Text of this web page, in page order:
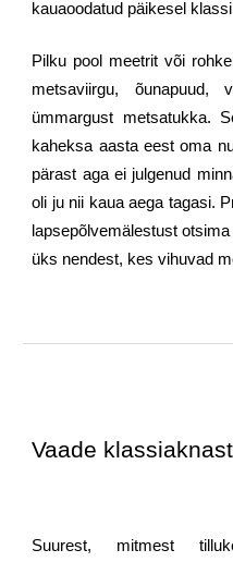
kauaoodatud päikesel
Pilku pool meetrit või
metsaviirgu,
ümmargust metsatukka.
kaheksa aasta eest oma
pärast aga ei julgenud
oli ju nii kaua aega tagasi.
lapsepõlvemälestust
üks nendest, kes vihuvad
Vaade klassiaknast
Suurest, mitmest